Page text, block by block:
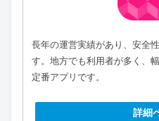
長年の運営実績があり、安全
す。地方でも利用者が多く、
定番アプリです。
詳細